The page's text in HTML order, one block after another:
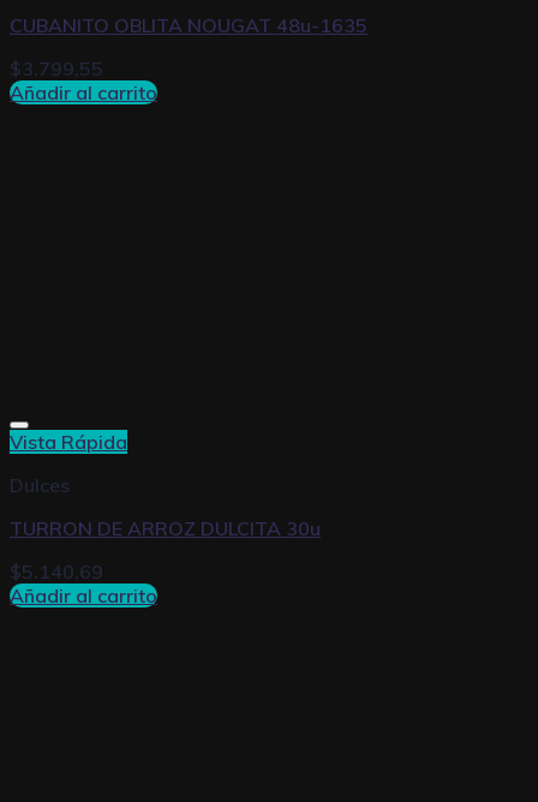
CUBANITO OBLITA NOUGAT 48u-1635
$3.799,55
Añadir al carrito
Vista Rápida
Dulces
TURRON DE ARROZ DULCITA 30u
$5.140,69
Añadir al carrito